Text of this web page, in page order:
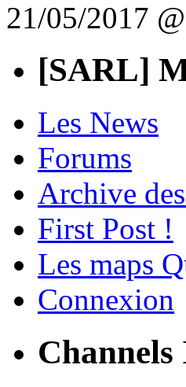
21/05/2017
[SARL]
Les News
Forums
Archive
First Post !
Les maps
Connexion
Channels